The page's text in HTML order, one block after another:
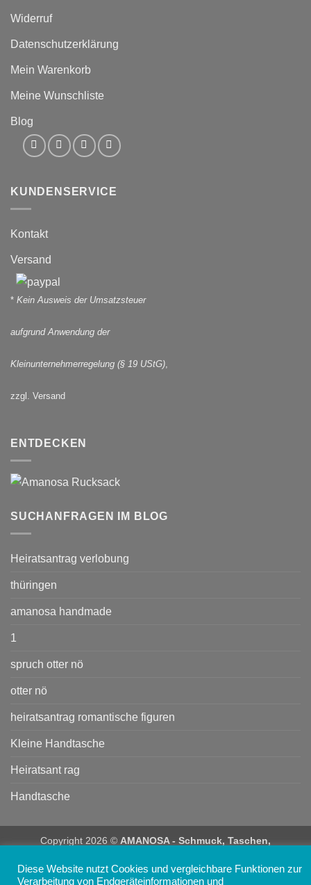
Widerruf
Datenschutzerklärung
Mein Warenkorb
Meine Wunschliste
Blog
KUNDENSERVICE
Kontakt
Versand
* Kein Ausweis der Umsatzsteuer
aufgrund Anwendung der
Kleinunternehmerregelung (§ 19 UStG)
zzgl. Versand
ENTDECKEN
SUCHANFRAGEN IM BLOG
Heiratsantrag verlobung
thüringen
amanosa handmade
1
spruch otter nö
otter nö
heiratsantrag romantische figuren
Kleine Handtasche
Heiratsant rag
Handtasche
Copyright 2026 © AMANOSA - Schmuck, Taschen,
Diese Website nutzt Cookies und vergleichbare Funktionen zur
Verarbeitung von Endgeräteinformationen und